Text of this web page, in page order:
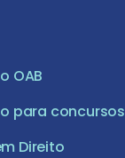
OAB
para concursos
Direito